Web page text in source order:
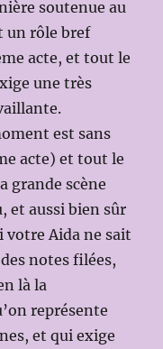
soutenue au
un rôle bref
acte, et tout le
une très
est sans
acte) et tout le
grande scène
et aussi bien sûr
votre Aida ne sait
notes filées,
là la
représente
et qui exige